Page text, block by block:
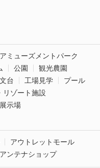
ミューズメントパーク
公園
観光農園
台 工場見学
プール
リゾート施設
展示場
アウトレットモール
ンテナショップ